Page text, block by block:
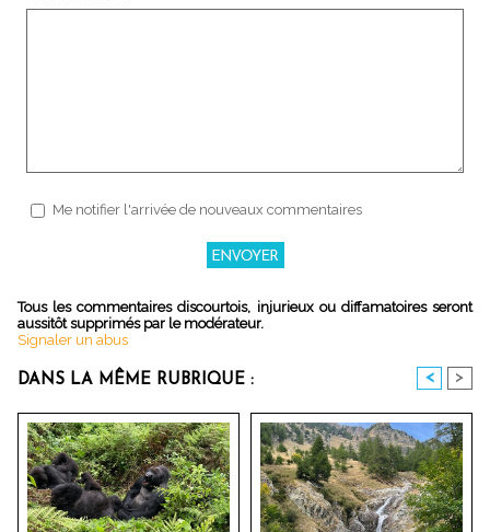
Me notifier l'arrivée de nouveaux commentaires
Tous les commentaires discourtois, injurieux ou diffamatoires seront
aussitôt supprimés par le modérateur.
Signaler un abus
DANS LA MÊME RUBRIQUE : < >